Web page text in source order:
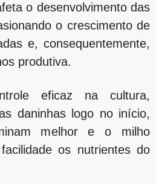
o desenvolvimento das
o crescimento de
e, consequentemente,
produtiva.
eficaz na cultura,
daninhas logo no início,
melhor e o milho
os nutrientes do